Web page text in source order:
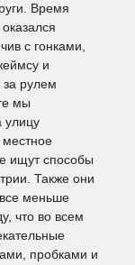
Время
с гонками,
и
рулем
мы
улицу
местное
ищут способы
Также они
меньше
что во всем
пробками и